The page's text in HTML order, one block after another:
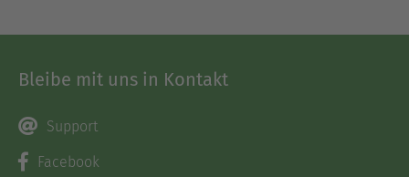
Bleibe mit uns in Kontakt
Support
Facebook